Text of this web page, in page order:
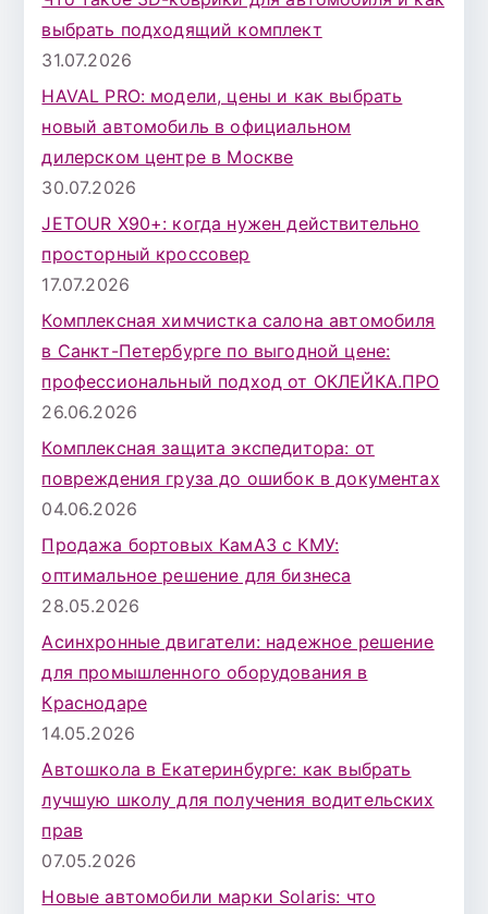
выбрать подходящий комплект
31.07.2026
HAVAL PRO: модели, цены и как выбрать
новый автомобиль в официальном
дилерском центре в Москве
30.07.2026
JETOUR X90+: когда нужен действительно
просторный кроссовер
17.07.2026
Комплексная химчистка салона автомобиля
в Санкт-Петербурге по выгодной цене:
профессиональный подход от ОКЛЕЙКА.ПРО
26.06.2026
Комплексная защита экспедитора: от
повреждения груза до ошибок в документах
04.06.2026
Продажа бортовых КамАЗ с КМУ:
оптимальное решение для бизнеса
28.05.2026
Асинхронные двигатели: надежное решение
для промышленного оборудования в
Краснодаре
14.05.2026
Автошкола в Екатеринбурге: как выбрать
лучшую школу для получения водительских
прав
07.05.2026
Новые автомобили марки Solaris: что